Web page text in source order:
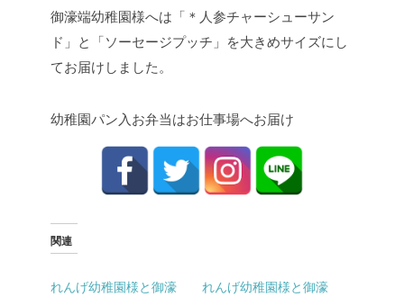
御濠端幼稚園様へは「＊人参チャーシューサン
ド」と「ソーセージプッチ」を大きめサイズにし
てお届けしました。
幼稚園パン入お弁当はお仕事場へお届け
関連
れんげ幼稚園様と御濠
れんげ幼稚園様と御濠